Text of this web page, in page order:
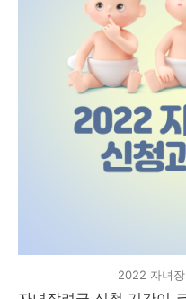
2022 자녀